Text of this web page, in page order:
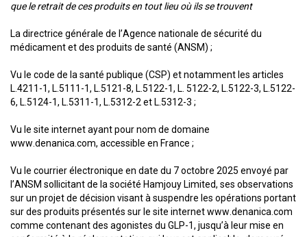
que le retrait de ces produits en tout lieu où ils se trouvent
La directrice générale de l’Agence nationale de sécurité du
médicament et des produits de santé (ANSM) ;
Vu le code de la santé publique (CSP) et notamment les articles
L.4211-1, L.5111-1, L.5121-8, L.5122-1, L. 5122-2, L.5122-3, L.5122-
6, L.5124-1, L.5311-1, L.5312-2 et L.5312-3 ;
Vu le site internet ayant pour nom de domaine
www.denanica.com, accessible en France ;
Vu le courrier électronique en date du 7 octobre 2025 envoyé par
l’ANSM sollicitant de la société Hamjouy Limited, ses observations
sur un projet de décision visant à suspendre les opérations portant
sur des produits présentés sur le site internet www.denanica.com
comme contenant des agonistes du GLP-1, jusqu’à leur mise en